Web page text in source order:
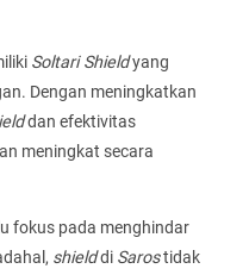
Soltari Shieldyang
Dengan meningkatkan
dan efektivitas
meningkat secara
fokus pada menghindar
shielddi Sarostidak